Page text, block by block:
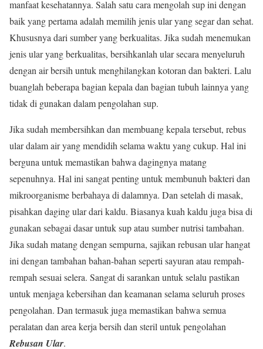
manfaat kesehatannya. Salah satu cara mengolah sup ini dengan
baik yang pertama adalah memilih jenis ular yang segar dan sehat.
Khususnya dari sumber yang berkualitas. Jika sudah menemukan
jenis ular yang berkualitas, bersihkanlah ular secara menyeluruh
dengan air bersih untuk menghilangkan kotoran dan bakteri. Lalu
buanglah beberapa bagian kepala dan bagian tubuh lainnya yang
tidak di gunakan dalam pengolahan sup.
Jika sudah membersihkan dan membuang kepala tersebut, rebus
ular dalam air yang mendidih selama waktu yang cukup. Hal ini
berguna untuk memastikan bahwa dagingnya matang
sepenuhnya. Hal ini sangat penting untuk membunuh bakteri dan
mikroorganisme berbahaya di dalamnya. Dan setelah di masak,
pisahkan daging ular dari kaldu. Biasanya kuah kaldu juga bisa di
gunakan sebagai dasar untuk sup atau sumber nutrisi tambahan.
Jika sudah matang dengan sempurna, sajikan rebusan ular hangat
ini dengan tambahan bahan-bahan seperti sayuran atau rempah-
rempah sesuai selera. Sangat di sarankan untuk selalu pastikan
untuk menjaga kebersihan dan keamanan selama seluruh proses
pengolahan. Dan termasuk juga memastikan bahwa semua
peralatan dan area kerja bersih dan steril untuk pengolahan
Rebusan Ular.